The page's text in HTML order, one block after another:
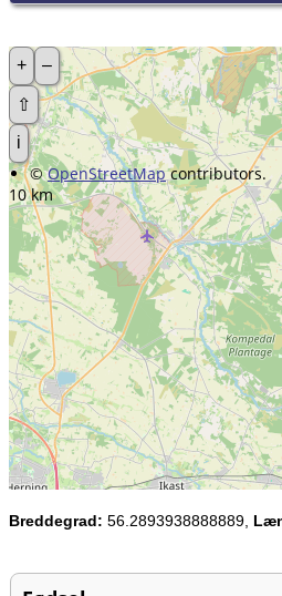
+ –
⇧
i
©OpenStreetMapcontributors.
10 km
Breddegrad: 56.2893938888889,